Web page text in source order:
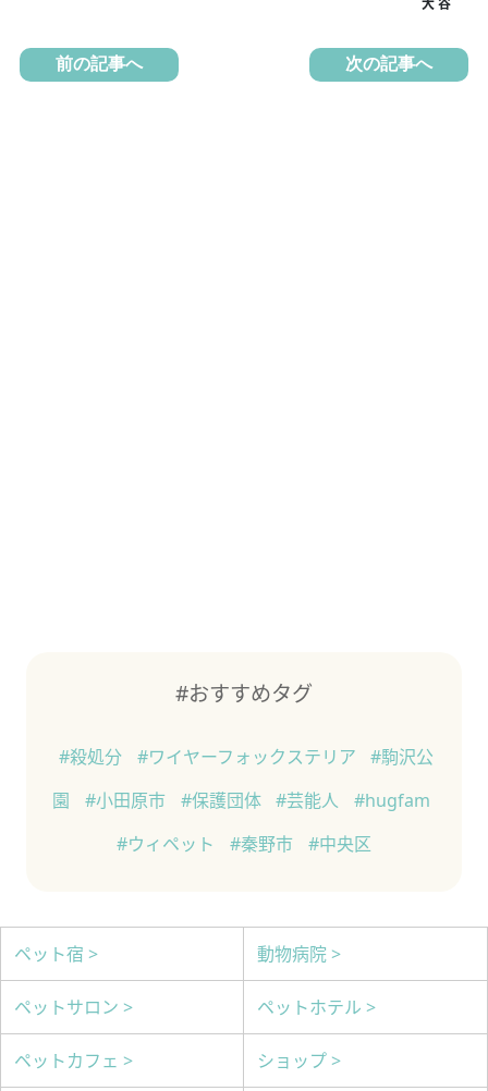
前の記事へ 次の記事へ
#おすすめタグ
#殺処分 #ワイヤーフォックステリア
#駒沢公
園
#小田原市 #保護団体 #芸能人
#hugfam
#ウィペット
#秦野市 #中央区
ペット宿 > 動物病院 >
ペットサロン > ペットホテル >
ペットカフェ > ショップ >